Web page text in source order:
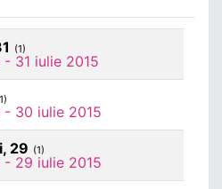
(1)
- 31 iulie 2015
- 30 iulie 2015
29 (1)
- 29 iulie 2015